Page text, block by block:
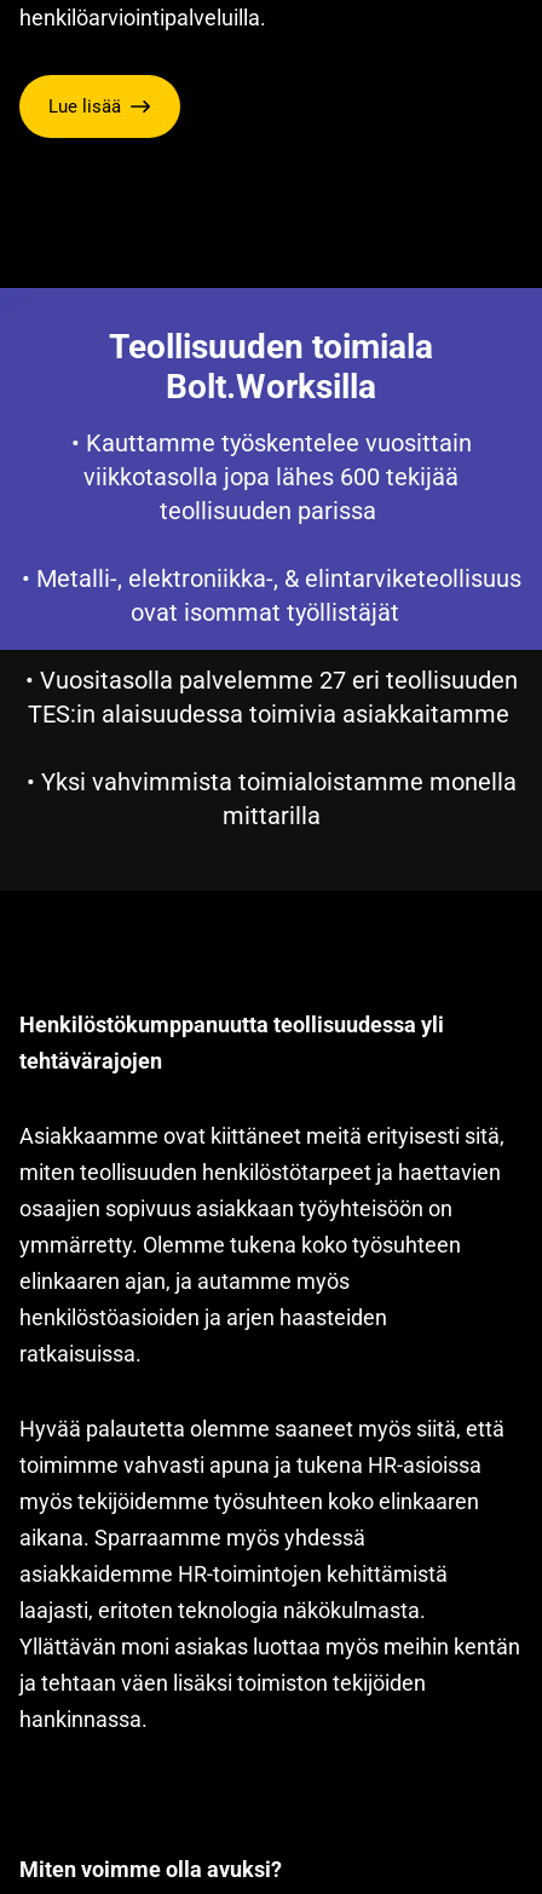
henkilöarviointipalveluilla.
Lue lisää
Teollisuuden toimiala
Bolt.Worksilla
• Kauttamme työskentelee vuosittain
viikkotasolla jopa lähes 600 tekijää
teollisuuden parissa
• Metalli-, elektroniikka-, & elintarviketeollisuus
ovat isommat työllistäjät
• Vuositasolla palvelemme 27 eri teollisuuden
TES:in alaisuudessa toimivia asiakkaitamme
• Yksi vahvimmista toimialoistamme monella
mittarilla
Henkilöstökumppanuutta teollisuudessa yli
tehtävärajojen
Asiakkaamme ovat kiittäneet meitä erityisesti sitä,
miten teollisuuden henkilöstötarpeet ja haettavien
osaajien sopivuus asiakkaan työyhteisöön on
ymmärretty. Olemme tukena koko työsuhteen
elinkaaren ajan, ja autamme myös
henkilöstöasioiden ja arjen haasteiden
ratkaisuissa.
Hyvää palautetta olemme saaneet myös siitä, että
toimimme vahvasti apuna ja tukena HR-asioissa
myös tekijöidemme työsuhteen koko elinkaaren
aikana. Sparraamme myös yhdessä
asiakkaidemme HR-toimintojen kehittämistä
laajasti, eritoten teknologia näkökulmasta.
Yllättävän moni asiakas luottaa myös meihin kentän
ja tehtaan väen lisäksi toimiston tekijöiden
hankinnassa.
Miten voimme olla avuksi?